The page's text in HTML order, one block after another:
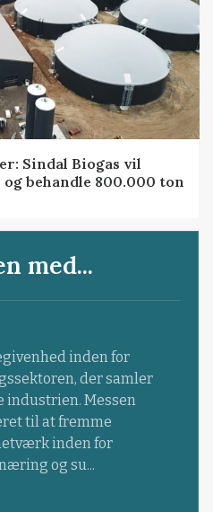
Sindal Biogas vil
behandle 800.000 ton
med...
inden for
der samler
industrien. Messen
til at fremme
inden for
og su...